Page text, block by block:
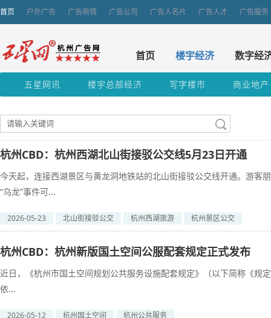
首页 户外广告 广告商情 广告公司 广告人名片 广告人才 广告服务
首页 楼宇经济 数字经
五星网讯 楼宇总部经济 写字楼市 商业地产
杭州CBD：杭州西湖北山街接驳公交线5月23日开通
今天起，连接西湖景区与黄龙洞地铁站的北山街接驳公交线开通。游客
“乌龙”事件可...
2026-05-23 北山街接驳公交 杭州西湖旅游 杭州景区公交
杭州CBD：杭州新版国土空间公服配套规定正式发布
近日，《杭州市国土空间规划公共服务设施配套规定》（以下简称《规
依...
2026-05-12 杭州国土空间 杭州公共服务